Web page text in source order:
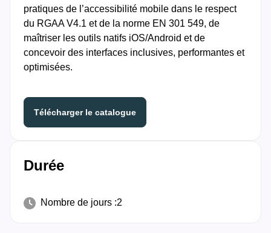
pratiques de l’accessibilité mobile dans le respect
du RGAA V4.1 et de la norme EN 301 549, de
maîtriser les outils natifs iOS/Android et de
concevoir des interfaces inclusives, performantes et
optimisées.
Télécharger le catalogue
Durée
Nombre de jours :2